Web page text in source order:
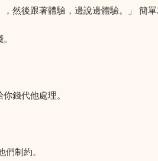
然後跟著體驗，邊說邊體驗。」 簡
錢代他處理。
制約。